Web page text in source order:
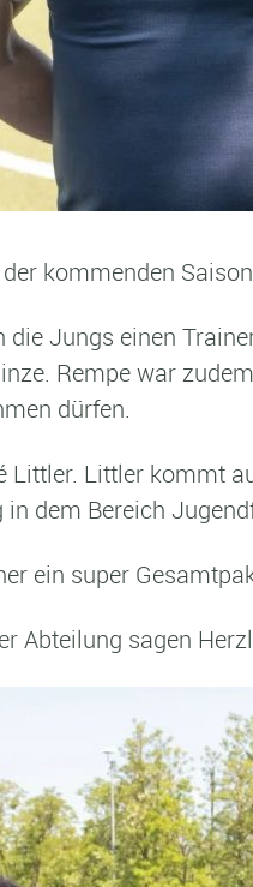
kommenden
Jungs einen
Rempe war
dürfen.
Littler. Littler kommt
dem Bereich
ein super
Abteilung sagen